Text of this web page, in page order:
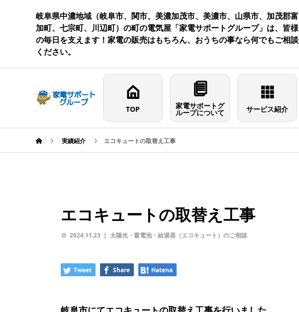
岐阜県中濃地域（岐阜市、関市、美濃加茂市、美濃市、山県市、加茂郡富
加町、七宗町、川辺町）の町の電気屋「家電サポートグループ」は、皆様
の毎日を支えます！家電の販売はもちろん、おうちの事なら何でもご相談
ください。
TOP 家電サポートグ
ループについて サービス紹介
実績紹介 エコキュートの取替え工事
エコキュートの取替え工事
2024.11.23 太陽光・蓄電池・給湯器（エコキュート）のご相談
Tweet Share Hatena